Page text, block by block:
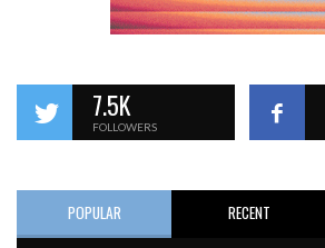
7.5K
FOLLOWERS
POPULAR RECENT